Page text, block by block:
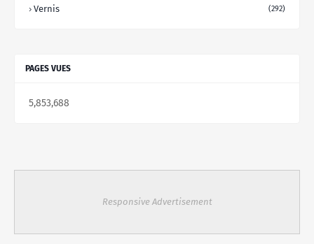
Vernis (292)
PAGES VUES
5,853,688
Responsive Advertisement